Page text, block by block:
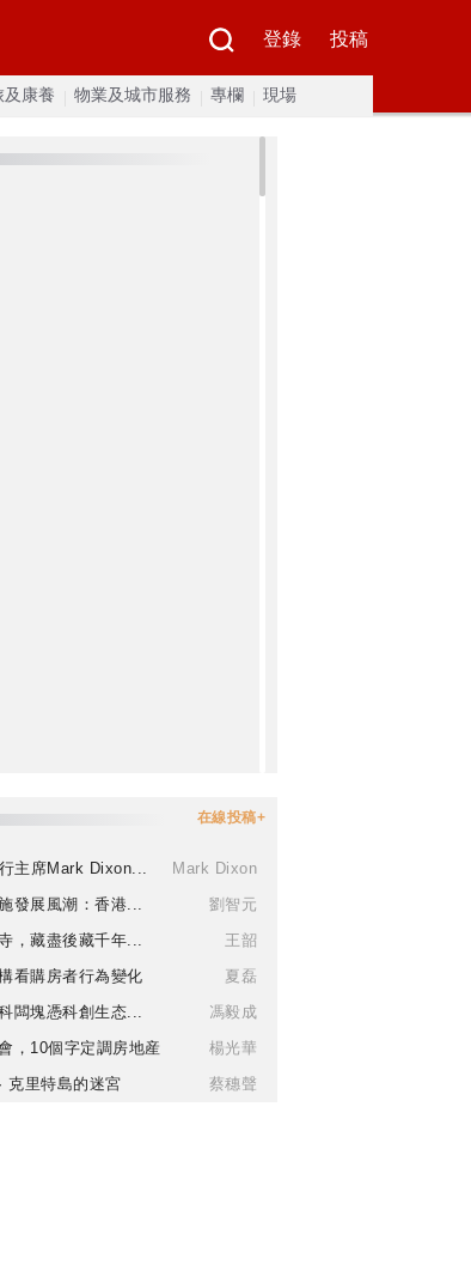
登錄 投稿
及康養 物業及城市服務 專欄 現場
在線投稿+
主席Mark Dixon...
Mark Dixon
發展風潮：香港...
劉智元
，藏盡後藏千年...
王韶
看購房者行為變化
夏磊
闆塊憑科創生态...
馮毅成
，10個字定調房地産
楊光華
克里特島的迷宮
蔡穗聲